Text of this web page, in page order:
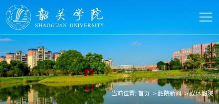
当前位置:首页 ->韶院新闻->媒体韶院